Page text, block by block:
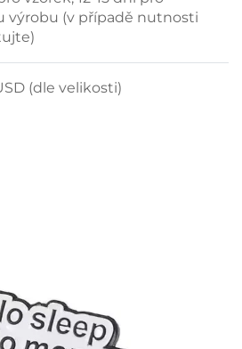
výrobu (v případě nutnosti
(dle velikosti)